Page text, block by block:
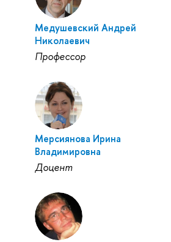
Медушевский Андрей
Николаевич
Профессор
Мерсиянова Ирина
Владимировна
Доцент